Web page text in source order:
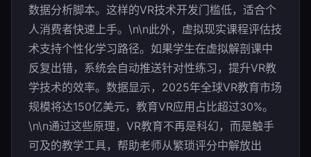
数据分析脚本。这样的VR技术开发门槛低，适合个
人消费者快速上手。\n\n此外，虚拟现实课程评估技
术支持个性化学习路径。如果学生在虚拟解剖课中
反复出错，系统会自动推送针对性练习，提升VR教
学技术的效率。数据显示，2025年全球VR教育市场
规模将达150亿美元，教育VR应用占比超过30%。
\n\n通过这些原理，VR教育不再是科幻，而是触手
可及的教学工具，帮助老师从繁琐评分中解放出